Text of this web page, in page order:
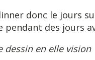
donc le jours
des jours
dessin en elle vision